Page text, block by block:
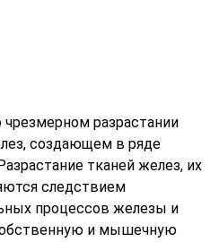
чрезмерном разрастании
создающем в ряде
тканей желез, их
следствием
процессов железы и
и мышечную